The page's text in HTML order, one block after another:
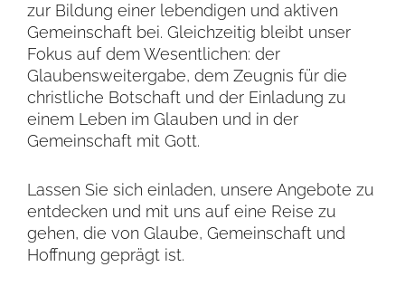
zur Bildung einer lebendigen und aktiven
Gemeinschaft bei. Gleichzeitig bleibt unser
Fokus auf dem Wesentlichen: der
Glaubensweitergabe, dem Zeugnis für die
christliche Botschaft und der Einladung zu
einem Leben im Glauben und in der
Gemeinschaft mit Gott.
Lassen Sie sich einladen, unsere Angebote zu
entdecken und mit uns auf eine Reise zu
gehen, die von Glaube, Gemeinschaft und
Hoffnung geprägt ist.